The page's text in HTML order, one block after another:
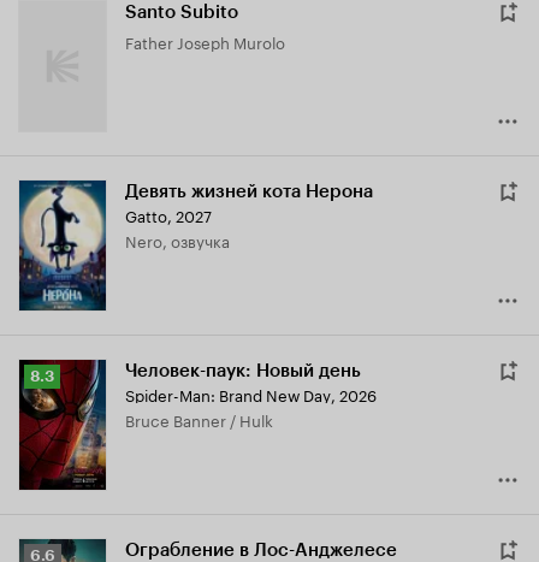
Santo Subito
Father Joseph Murolo
Девять жизней кота Нерона
Gatto, 2027
Nero, озвучка
Рейтинг
Кинопоиска
8.3
8.3 Человек-паук: Новый день
Spider-Man: Brand New Day, 2026
Bruce Banner / Hulk
Рейтинг
6.6 Ограбление в Лос-Анджелесе